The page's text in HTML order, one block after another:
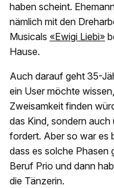
haben scheint.
nämlich mit den
Musicals «Ewigi Liebi»
Hause.
Auch darauf geht 35-
ein User möchte
Zweisamkeit finden
das Kind, sondern
fordert. Aber so war es
dass es solche Phasen
Beruf Prio und dann
die Tänzerin.